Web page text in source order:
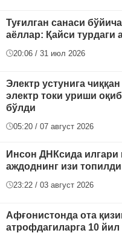
Туғилган санаси
аёллар: Қайси турдаги
20:06 / 31 июл 2026
Электр устунига
электр токи уриши
бўлди
05:20 / 07 август 2026
Инсон ДНКсида
аждоднинг изи топилди
23:22 / 03 август 2026
Афғонистонда ота
атрофдагиларга 10